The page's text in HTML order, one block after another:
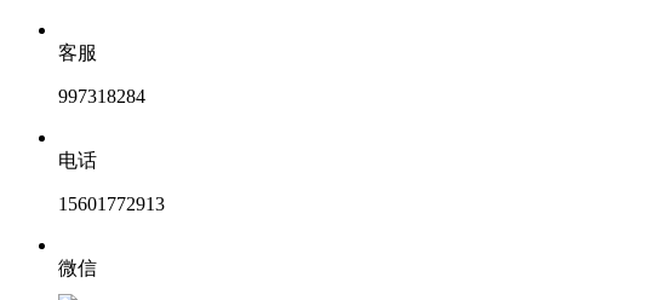
客服
997318284
电话
15601772913
微信